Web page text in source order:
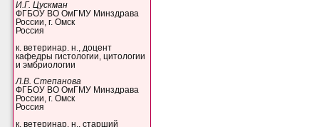
И.Г. Цускман
ФГБОУ ВО ОмГМУ Минздрава
России, г. Омск
Россия
к. ветеринар. н., доцент
кафедры гистологии, цитологии
и эмбриологии
Л.В. Степанова
ФГБОУ ВО ОмГМУ Минздрава
России, г. Омск
Россия
к. ветеринар. н., старший